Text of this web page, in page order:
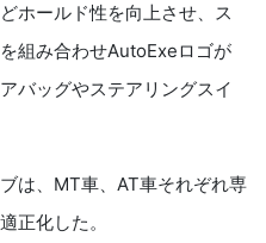
ホールド性を向上させ、ス
組み合わせAutoExeロゴが
バッグやステアリングスイ
は、MT車、AT車それぞれ専
正化した。